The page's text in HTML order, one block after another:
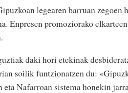
legearen barruan zegoen
Enpresen promoziorako
daki hori etekinak
soilik funtzionatzen du:
eta Nafarroan sistema honekin